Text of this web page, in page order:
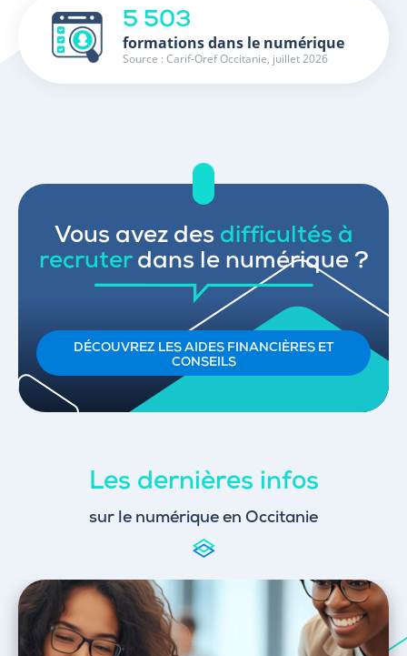
5 503
formations dans le numérique
Source : Carif-Oref Occitanie, juillet 2026
Vous avez des difficultés à
recruterdans le numérique ?
DÉCOUVREZ LES AIDES FINANCIÈRES ET
CONSEILS
Les dernières infos
sur le numérique en Occitanie